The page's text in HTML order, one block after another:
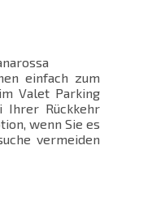
einfach zum
Valet Parking
Ihrer Rückkehr
wenn Sie es
vermeiden